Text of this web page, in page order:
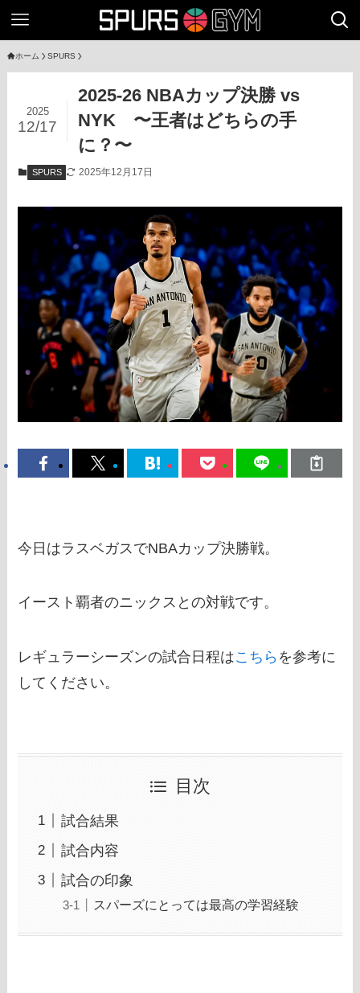
ホーム SPURS
2025-26 NBAカップ決勝 vs
NYK 〜王者はどちらの手
に？〜
2025
12/17
SPURS 2025年12月17日
今日はラスベガスでNBAカップ決勝戦。
イースト覇者のニックスとの対戦です。
レギュラーシーズンの試合日程はこちら を参考に
してください。
目次
試合結果
試合内容
試合の印象
スパーズにとっては最高の学習経験